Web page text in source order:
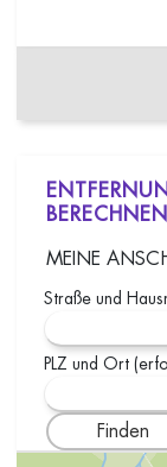
BERECHNEN
MEINE
Straße und
PLZ und Ort
Finden